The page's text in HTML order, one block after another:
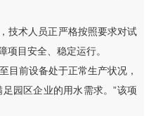
术人员正严格按照要求对试
项目安全、稳定运行。
前设备处于正常生产状况，
园区企业的用水需求。”该项